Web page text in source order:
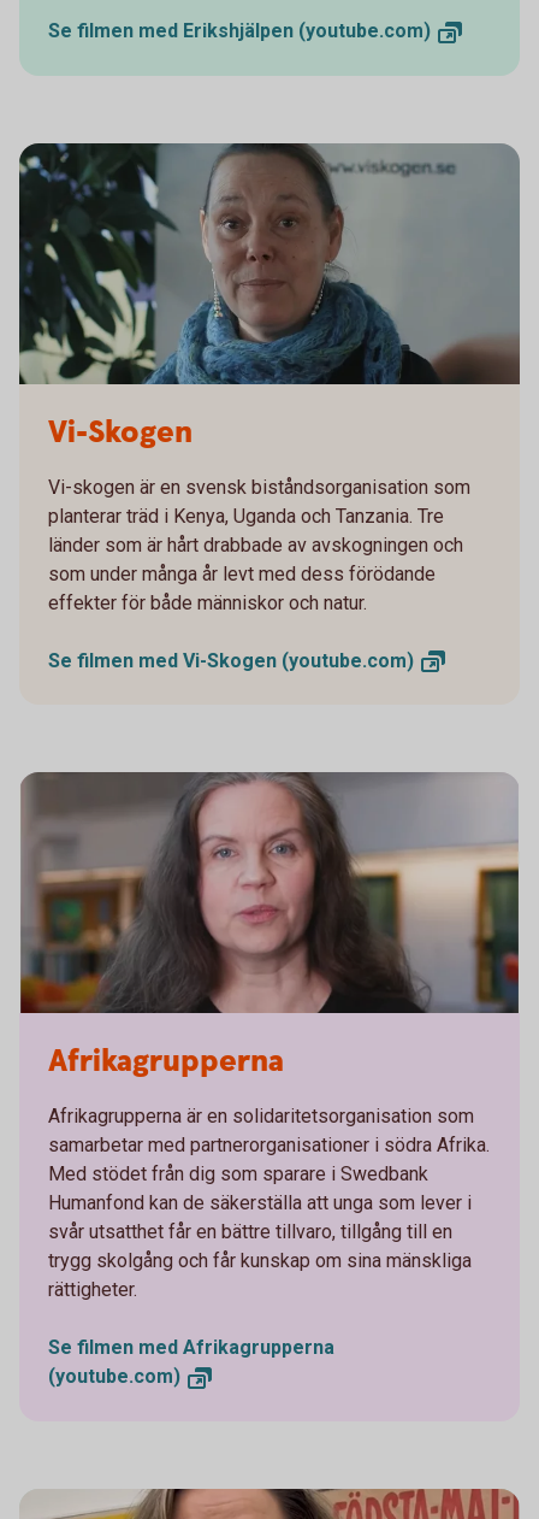
Se filmen med Erikshjälpen (youtube.com)
Vi-Skogen
Vi-skogen är en svensk biståndsorganisation som
planterar träd i Kenya, Uganda och Tanzania. Tre
länder som är hårt drabbade av avskogningen och
som under många år levt med dess förödande
effekter för både människor och natur.
Se filmen med Vi-Skogen (youtube.com)
Afrikagrupperna
Afrikagrupperna är en solidaritetsorganisation som
samarbetar med partnerorganisationer i södra Afrika.
Med stödet från dig som sparare i Swedbank
Humanfond kan de säkerställa att unga som lever i
svår utsatthet får en bättre tillvaro, tillgång till en
trygg skolgång och får kunskap om sina mänskliga
rättigheter.
Se filmen med Afrikagrupperna
(youtube.com)